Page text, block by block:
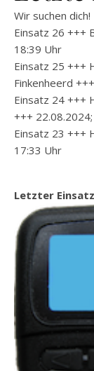
Wir suchen dich!
Einsatz 26 +++
18:39 Uhr
Einsatz 25 +++
Finkenheerd
Einsatz 24 +++
+++
Einsatz 23 +++
17:33 Uhr
Letzter